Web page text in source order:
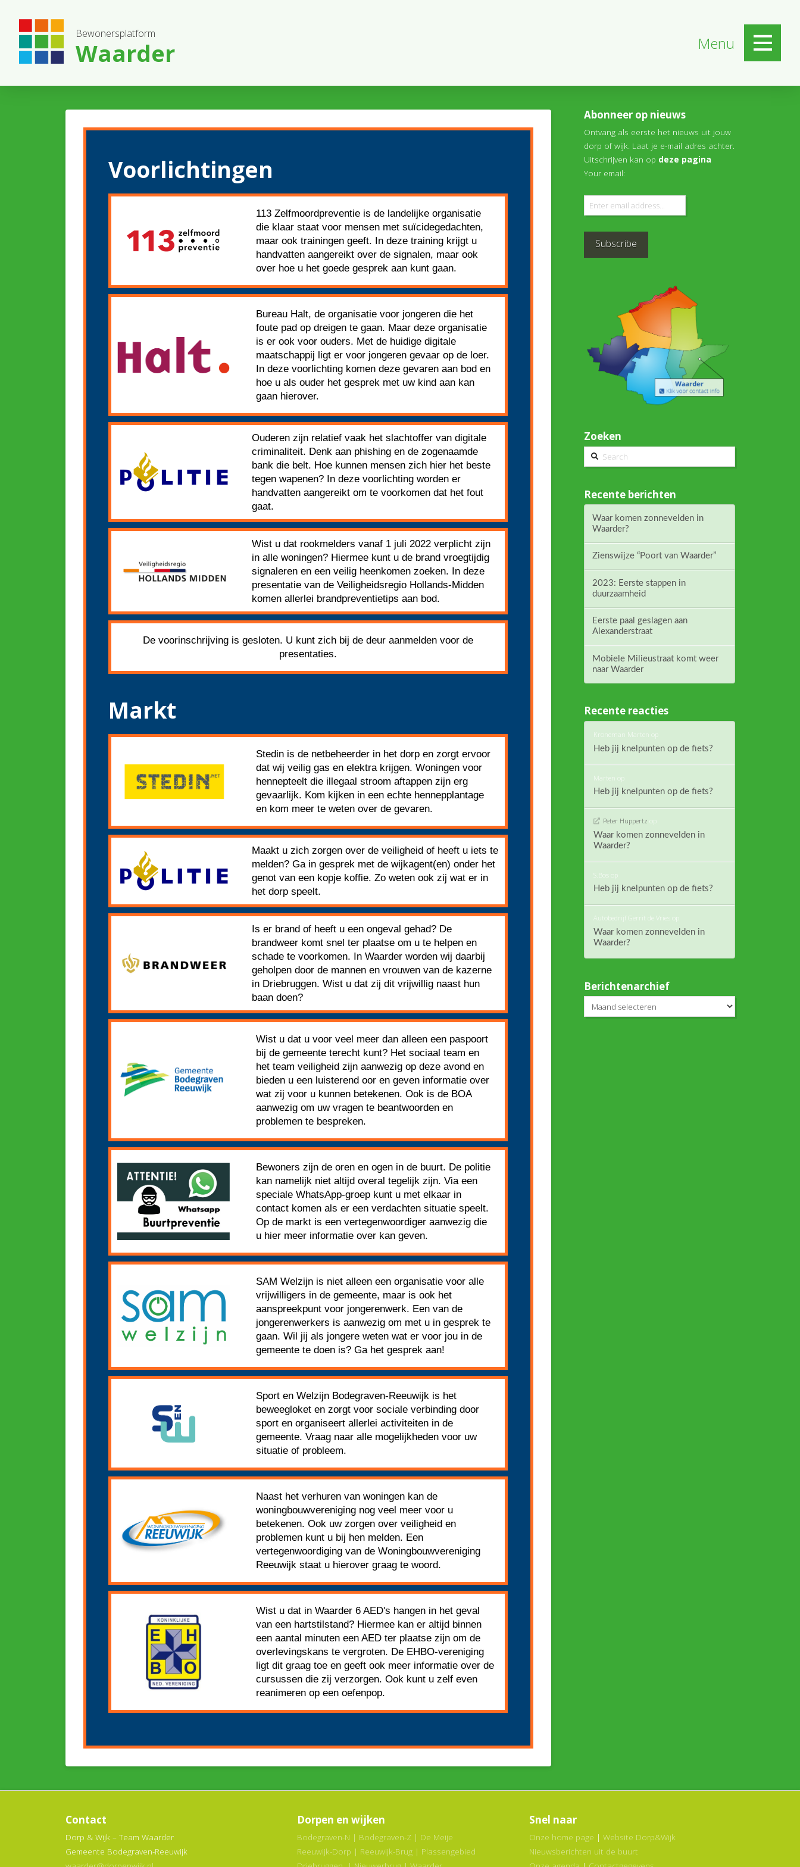
Bewonersplatform
Waarder Menu
Voorlichtingen
113 Zelfmoordpreventie is de landelijke organisatie
die klaar staat voor mensen met suïcidegedachten,
maar ook trainingen geeft. In deze training krijgt u
handvatten aangereikt over de signalen, maar ook
over hoe u het goede gesprek aan kunt gaan.
Bureau Halt, de organisatie voor jongeren die het
foute pad op dreigen te gaan. Maar deze organisatie
is er ook voor ouders. Met de huidige digitale
maatschappij ligt er voor jongeren gevaar op de loer.
In deze voorlichting komen deze gevaren aan bod en
hoe u als ouder het gesprek met uw kind aan kan
gaan hierover.
Ouderen zijn relatief vaak het slachtoffer van digitale
criminaliteit. Denk aan phishing en de zogenaamde
bank die belt. Hoe kunnen mensen zich hier het beste
tegen wapenen? In deze voorlichting worden er
handvatten aangereikt om te voorkomen dat het fout
gaat.
Wist u dat rookmelders vanaf 1 juli 2022 verplicht zijn
in alle woningen? Hiermee kunt u de brand vroegtijdig
signaleren en een veilig heenkomen zoeken. In deze
presentatie van de Veiligheidsregio Hollands-Midden
komen allerlei brandpreventietips aan bod.
De voorinschrijving is gesloten. U kunt zich bij de deur aanmelden voor de
presentaties.
Markt
Stedin is de netbeheerder in het dorp en zorgt ervoor
dat wij veilig gas en elektra krijgen. Woningen voor
hennepteelt die illegaal stroom aftappen zijn erg
gevaarlijk. Kom kijken in een echte hennepplantage
en kom meer te weten over de gevaren.
Maakt u zich zorgen over de veiligheid of heeft u iets te
melden? Ga in gesprek met de wijkagent(en) onder het
genot van een kopje koffie. Zo weten ook zij wat er in
het dorp speelt.
Is er brand of heeft u een ongeval gehad? De
brandweer komt snel ter plaatse om u te helpen en
schade te voorkomen. In Waarder worden wij daarbij
geholpen door de mannen en vrouwen van de kazerne
in Driebruggen. Wist u dat zij dit vrijwillig naast hun
baan doen?
Wist u dat u voor veel meer dan alleen een paspoort
bij de gemeente terecht kunt? Het sociaal team en
het team veiligheid zijn aanwezig op deze avond en
bieden u een luisterend oor en geven informatie over
wat zij voor u kunnen betekenen. Ook is de BOA
aanwezig om uw vragen te beantwoorden en
problemen te bespreken.
Bewoners zijn de oren en ogen in de buurt. De politie
kan namelijk niet altijd overal tegelijk zijn. Via een
speciale WhatsApp-groep kunt u met elkaar in
contact komen als er een verdachten situatie speelt.
Op de markt is een vertegenwoordiger aanwezig die
u hier meer informatie over kan geven.
SAM Welzijn is niet alleen een organisatie voor alle
vrijwilligers in de gemeente, maar is ook het
aanspreekpunt voor jongerenwerk. Een van de
jongerenwerkers is aanwezig om met u in gesprek te
gaan. Wil jij als jongere weten wat er voor jou in de
gemeente te doen is? Ga het gesprek aan!
Sport en Welzijn Bodegraven-Reeuwijk is het
beweegloket en zorgt voor sociale verbinding door
sport en organiseert allerlei activiteiten in de
gemeente. Vraag naar alle mogelijkheden voor uw
situatie of probleem.
Naast het verhuren van woningen kan de
woningbouwvereniging nog veel meer voor u
betekenen. Ook uw zorgen over veiligheid en
problemen kunt u bij hen melden. Een
vertegenwoordiging van de Woningbouwvereniging
Reeuwijk staat u hierover graag te woord.
Wist u dat in Waarder 6 AED's hangen in het geval
van een hartstilstand? Hiermee kan er altijd binnen
een aantal minuten een AED ter plaatse zijn om de
overlevingskans te vergroten. De EHBO-vereniging
ligt dit graag toe en geeft ook meer informatie over de
cursussen die zij verzorgen. Ook kunt u zelf even
reanimeren op een oefenpop.
Abonneer op nieuws
Ontvang als eerste het nieuws uit jouw
dorp of wijk. Laat je e-mail adres achter.
Uitschrijven kan op deze pagina
Your email:
Zoeken
Search
Recente berichten
Waar komen zonnevelden in
Waarder?
Zienswijze “Poort van Waarder”
2023: Eerste stappen in
duurzaamheid
Eerste paal geslagen aan
Alexanderstraat
Mobiele Milieustraat komt weer
naar Waarder
Recente reacties
Kroneman Marten op
Heb jij knelpunten op de fiets?
Marten op
Heb jij knelpunten op de fiets?
Peter Huppertz op
Waar komen zonnevelden in
Waarder?
S.Bos op
Heb jij knelpunten op de fiets?
Autobedrijf Gerrit de Vries op
Waar komen zonnevelden in
Waarder?
Berichtenarchief
Berichtenarchief
Contact
Dorp & Wijk – Team Waarder
Gemeente Bodegraven-Reeuwijk
Dorpen en wijken
Bodegraven-N | Bodegraven-Z | De Meije
Reeuwijk-Dorp | Reeuwijk-Brug | Plassengebied
Snel naar
Onze home page |Website Dorp&Wijk
Nieuwsberichten uit de buurt